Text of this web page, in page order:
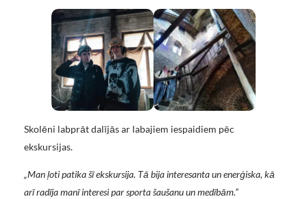
Skolēni labprāt dalījās ar labajiem iespaidiem pēc
ekskursijas.
„Man ļoti patika šī ekskursija. Tā bija interesanta un enerģiska, kā
arī radīja manī interesi par sporta šaušanu un medībām.”